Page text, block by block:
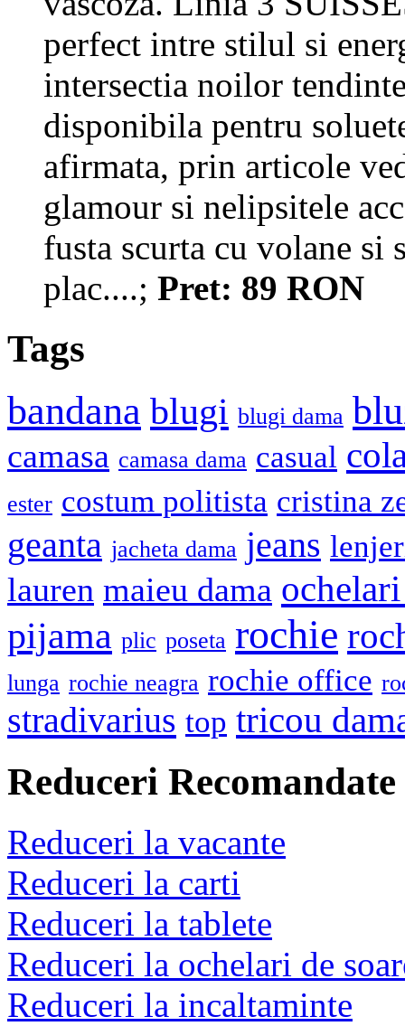
perfect intre stilul si
intersectia noilor
disponibila pentru
afirmata, prin articole
glamour si nelipsitele
fusta scurta cu volane
plac....; Pret: 89 RON
Tags
bandana blugi blugi dama
camasa camasa dama casual
ester costum politista cristina
geanta jacheta dama jeans
lauren maieu dama
pijama plic poseta rochie
lunga rochie neagra rochie office
stradivarius top tricou
Reduceri Recomandate
Reduceri la vacante
Reduceri la carti
Reduceri la tablete
Reduceri la ochelari de
Reduceri la incaltaminte